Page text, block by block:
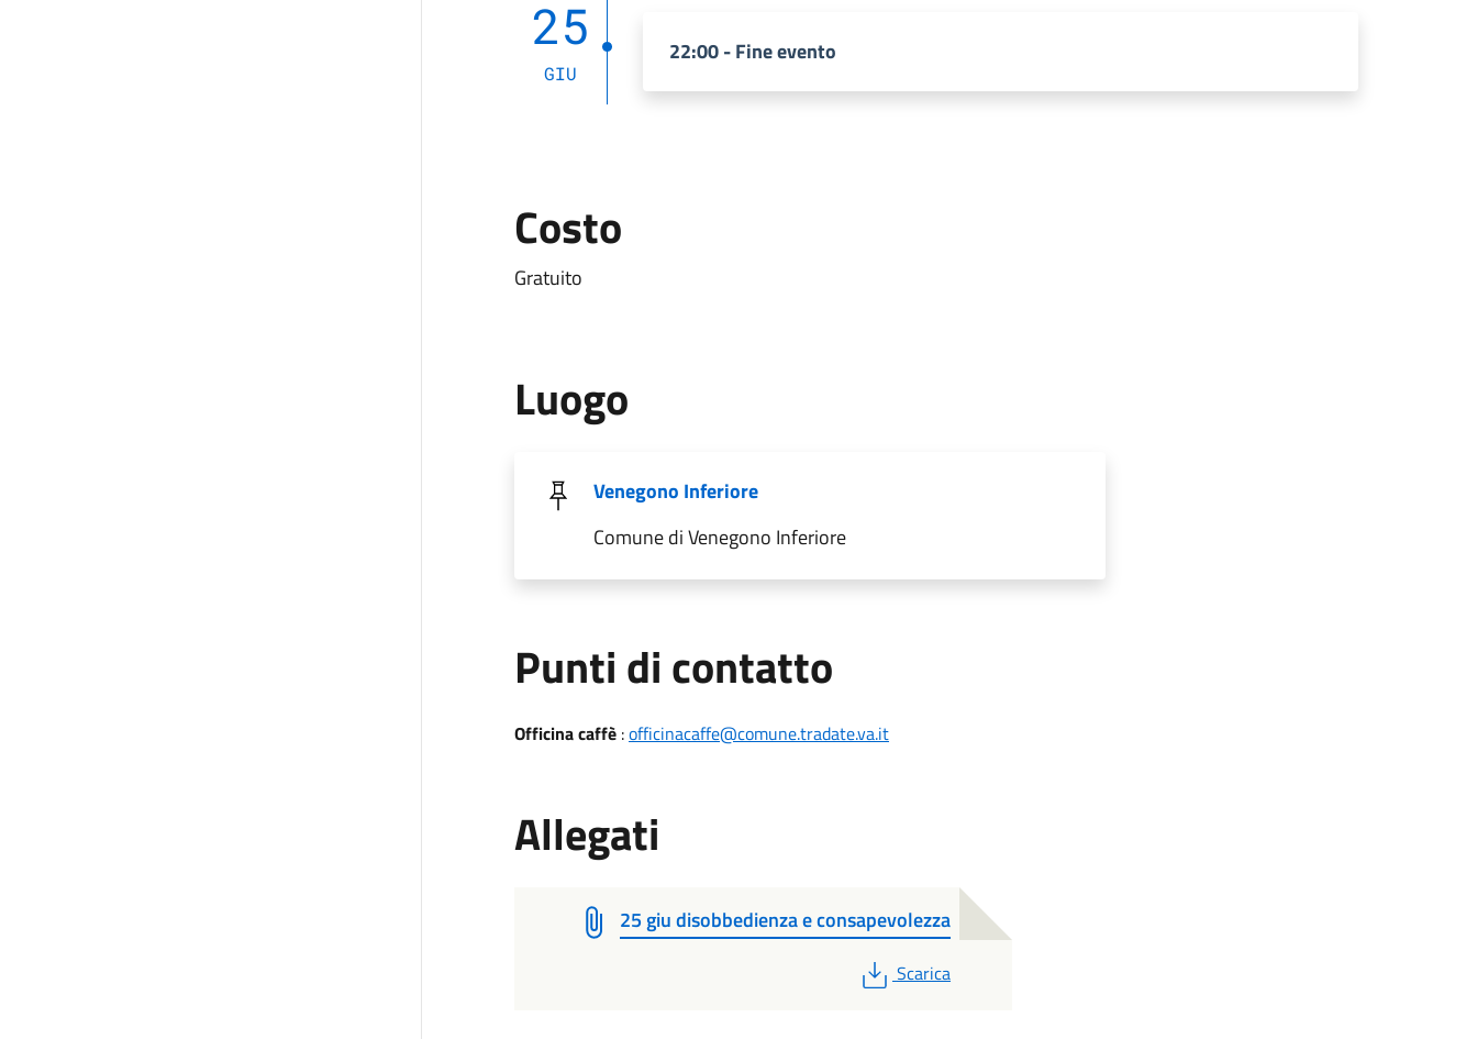
25
GIU
22:00 - Fine evento
Costo
Gratuito
Luogo
Venegono Inferiore
Comune di Venegono Inferiore
Punti di contatto
Officina caffè:officinacaffe@comune.tradate.va.it
Allegati
25 giu disobbedienza e consapevolezza
PDF
Scarica